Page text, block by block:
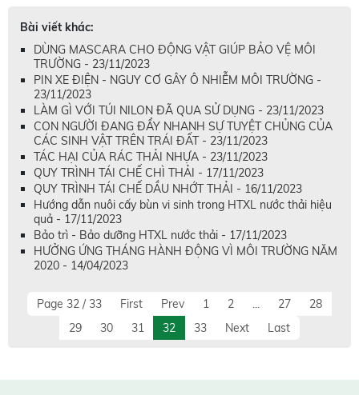
Bài viết khác:
DÙNG MASCARA CHO ĐỘNG VẬT GIÚP BẢO VỆ MÔI
TRƯỜNG - 23/11/2023
PIN XE ĐIỆN - NGUY CƠ GÂY Ô NHIỄM MÔI TRƯỜNG -
23/11/2023
LÀM GÌ VỚI TÚI NILON ĐÃ QUA SỬ DỤNG - 23/11/2023
CON NGƯỜI ĐANG ĐẨY NHANH SỰ TUYỆT CHỦNG CỦA
CÁC SINH VẬT TRÊN TRÁI ĐẤT - 23/11/2023
TÁC HẠI CỦA RÁC THẢI NHỰA - 23/11/2023
QUY TRÌNH TÁI CHẾ CHÌ THẢI - 17/11/2023
QUY TRÌNH TÁI CHẾ DẦU NHỚT THẢI - 16/11/2023
Hướng dẫn nuôi cấy bùn vi sinh trong HTXL nước thải hiệu
quả - 17/11/2023
Bảo trì - Bảo dưỡng HTXL nước thải - 17/11/2023
HƯỞNG ỨNG THÁNG HÀNH ĐỘNG VÌ MÔI TRƯỜNG NĂM
2020 - 14/04/2023
Page 32 / 33 First Prev 1 2 ... 27
28
29
30 31 32 33 Next Last